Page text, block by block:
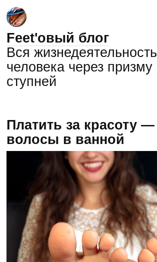
Feet'овый блог
Вся жизнедеятельность
человека через призму
ступней
Платить за красоту —
волосы в ванной